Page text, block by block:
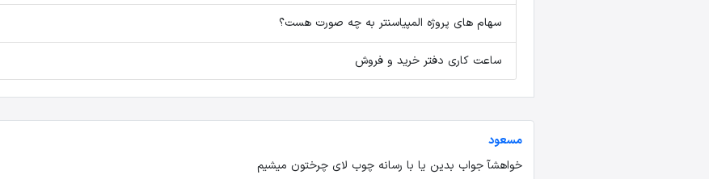
سهام های پروژه المپیاسنتر به چه صورت هست؟
ساعت کاری دفتر خرید و فروش
مسعود
خواهشآ جواب بدین یا با رسانه چوب لای چرختون میشیم